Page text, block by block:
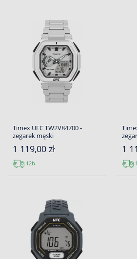
Timex UFC TW2V84700 -
zegarek męski
1 119,00 zł
12h
1